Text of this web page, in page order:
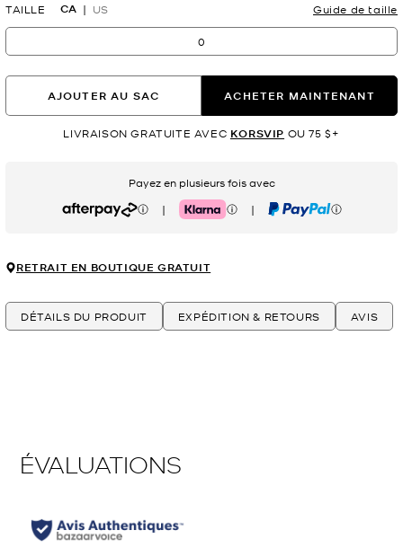
TAILLE CA US Guide de taille
0
AJOUTER AU SAC ACHETER MAINTENANT
LIVRAISON GRATUITE AVEC KORSVIP OU 75 $+
Payez en plusieurs fois avec
Afterpay | Klarna | PayPal
RETRAIT EN BOUTIQUE GRATUIT
DÉTAILS DU PRODUIT EXPÉDITION & RETOURS AVIS